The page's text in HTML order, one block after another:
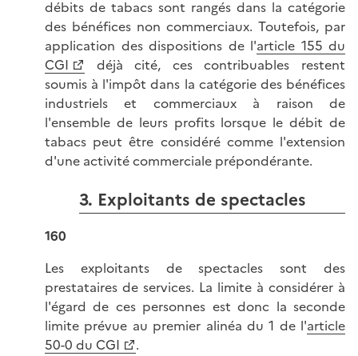
débits de tabacs sont rangés dans la catégorie
des bénéfices non commerciaux. Toutefois, par
application des dispositions de l'article 155 du
CGI
déjà cité, ces contribuables restent
soumis à l'impôt dans la catégorie des bénéfices
industriels et commerciaux à raison de
l'ensemble de leurs profits lorsque le débit de
tabacs peut être considéré comme l'extension
d'une activité commerciale prépondérante.
3. Exploitants de spectacles
160
Les exploitants de spectacles sont des
prestataires de services. La limite à considérer à
l'égard de ces personnes est donc la seconde
limite prévue au premier alinéa du 1 de l'article
50-0 du CGI
.